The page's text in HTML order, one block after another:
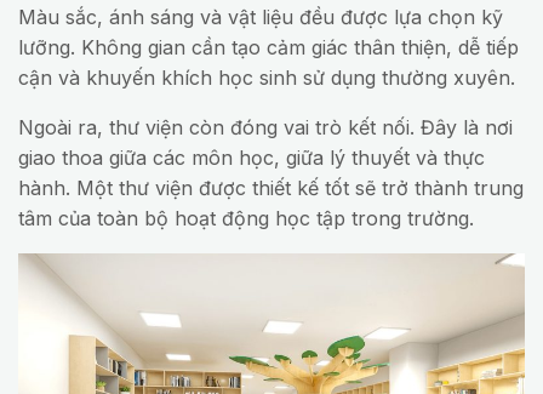
Màu sắc, ánh sáng và vật liệu đều được lựa chọn kỹ
lưỡng. Không gian cần tạo cảm giác thân thiện, dễ tiếp
cận và khuyến khích học sinh sử dụng thường xuyên.
Ngoài ra, thư viện còn đóng vai trò kết nối. Đây là nơi
giao thoa giữa các môn học, giữa lý thuyết và thực
hành. Một thư viện được thiết kế tốt sẽ trở thành trung
tâm của toàn bộ hoạt động học tập trong trường.